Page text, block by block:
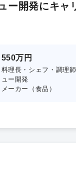
ー開発にキャ
550万円
料理長・シェフ・調理
ュー開発
メーカー（食品）